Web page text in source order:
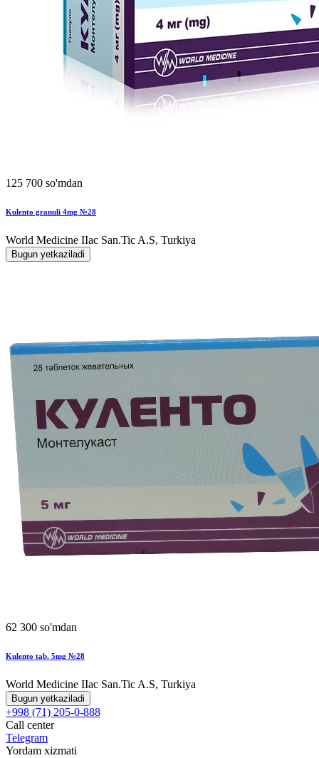
125 700 so'mdan
Kulento granuli 4mg №28
World Мedicine IIac San.Tic A.S, Turkiya
Bugun yetkaziladi
62 300 so'mdan
Kulento tab. 5mg №28
World Мedicine IIac San.Tic A.S, Turkiya
Bugun yetkaziladi
+998 (71) 205-0-888
Call center
Telegram
Yordam xizmati